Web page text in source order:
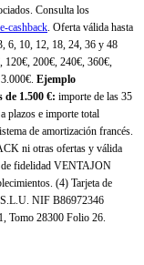
Consulta los
cashback. Oferta válida hasta
6, 10, 12, 18, 24, 36 y 48
120€, 200€, 240€, 360€,
Ejemplo
de 1.500 €: importe de las 35
plazos e importe total
de amortización francés.
ni otras ofertas y válida
de fidelidad VENTAJON
(4) Tarjeta de
NIF B86972346
Tomo 28300 Folio 26.